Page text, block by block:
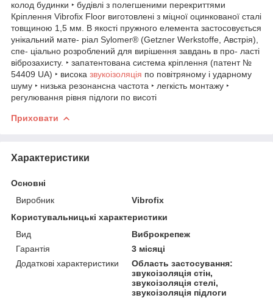
колод будинки ‣ будівлі з полегшеними перекриттями
Кріплення Vibrofix Floor виготовлені з міцної оцинкованої сталі
товщиною 1,5 мм. В якості пружного елемента застосовується
унікальний мате- ріал Sylomer® (Getzner Werkstoffe, Австрія),
спе- ціально розроблений для вирішення завдань в про- ласті
віброзахисту. ‣ запатентована система кріплення (патент №
54409 UA) ‣ висока звукоізоляція по повітряному і ударному
шуму ‣ низька резонансна частота ‣ легкість монтажу ‣
регулювання рівня підлоги по висоті
Приховати
Характеристики
Основні
Виробник
Vibrofix
Користувальницькі характеристики
Вид
Виброкрепеж
Гарантія
3 місяці
Додаткові характеристики
Область застосування:
звукоізоляція стін,
звукоізоляція стелі,
звукоізоляція підлоги